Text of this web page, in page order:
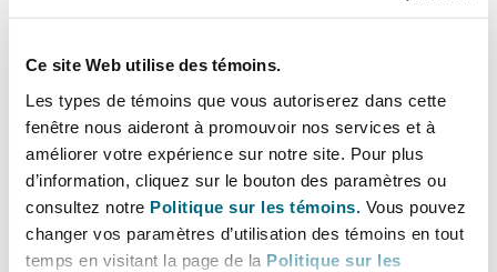
Ce site Web utilise des témoins.
Les types de témoins que vous autoriserez dans cette
fenêtre nous aideront à promouvoir nos services et à
améliorer votre expérience sur notre site. Pour plus
d’information, cliquez sur le bouton des paramètres ou
consultez notre Politique sur les témoins. Vous pouvez
changer vos paramètres d’utilisation des témoins en tout
temps en visitant la page de la Politique sur les
to Basics?
17 décembre 2025
The Bank of Tanzania Issues New Guidelines for